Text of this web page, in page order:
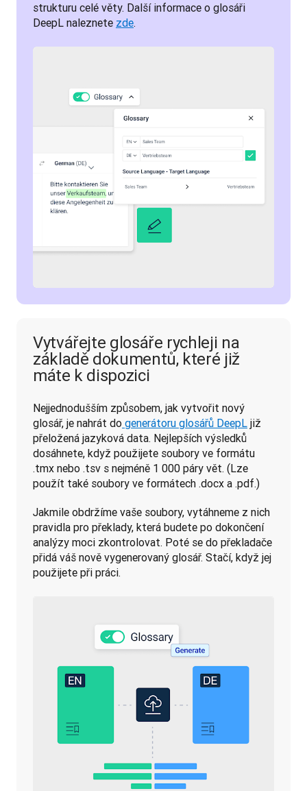
strukturu celé věty. Další informace o glosáři
DeepL naleznete zde.
Vytvářejte glosáře rychleji na
základě dokumentů, které již
máte k dispozici
Nejjednodušším způsobem, jak vytvořit nový
glosář, je nahrát do generátoru glosářů DeepL již
přeložená jazyková data. Nejlepších výsledků
dosáhnete, když použijete soubory ve formátu
.tmx nebo .tsv s nejméně 1 000 páry vět. (Lze
použít také soubory ve formátech .docx a .pdf.)
Jakmile obdržíme vaše soubory, vytáhneme z nich
pravidla pro překlady, která budete po dokončení
analýzy moci zkontrolovat. Poté se do překladače
přidá váš nově vygenerovaný glosář. Stačí, když jej
použijete při práci.